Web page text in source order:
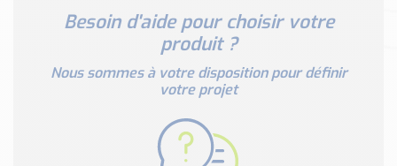
Besoin d'aide pour choisir votre
produit ?
Nous sommes à votre disposition pour définir
votre projet